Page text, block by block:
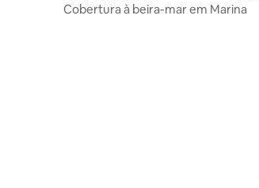
Cobertura à beira-mar em Marina